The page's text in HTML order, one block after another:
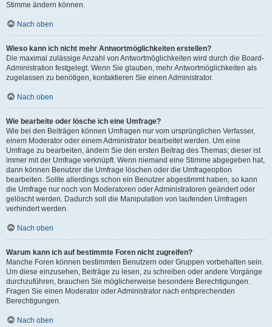
Stimme ändern können.
Nach oben
Wieso kann ich nicht mehr Antwortmöglichkeiten erstellen?
Die maximal zulässige Anzahl von Antwortmöglichkeiten wird durch die Board-
Administration festgelegt. Wenn Sie glauben, mehr Antwortmöglichkeiten als
zugelassen zu benötigen, kontaktieren Sie einen Administrator.
Nach oben
Wie bearbeite oder lösche ich eine Umfrage?
Wie bei den Beiträgen können Umfragen nur vom ursprünglichen Verfasser,
einem Moderator oder einem Administrator bearbeitet werden. Um eine
Umfrage zu bearbeiten, ändern Sie den ersten Beitrag des Themas; dieser ist
immer mit der Umfrage verknüpft. Wenn niemand eine Stimme abgegeben hat,
dann können Benutzer die Umfrage löschen oder die Umfrageoption
bearbeiten. Sollte allerdings schon ein Benutzer abgestimmt haben, so kann
die Umfrage nur noch von Moderatoren oder Administratoren geändert oder
gelöscht werden. Dadurch soll die Manipulation von laufenden Umfragen
verhindert werden.
Nach oben
Warum kann ich auf bestimmte Foren nicht zugreifen?
Manche Foren können bestimmten Benutzern oder Gruppen vorbehalten sein.
Um diese einzusehen, Beiträge zu lesen, zu schreiben oder andere Vorgänge
durchzuführen, brauchen Sie möglicherweise besondere Berechtigungen.
Fragen Sie einen Moderator oder Administrator nach entsprechenden
Berechtigungen.
Nach oben